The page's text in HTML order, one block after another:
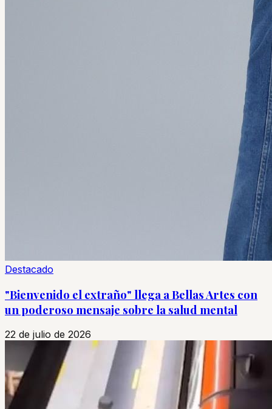
Destacado
"Bienvenido el extraño" llega a Bellas Artes con
un poderoso mensaje sobre la salud mental
22 de julio de 2026